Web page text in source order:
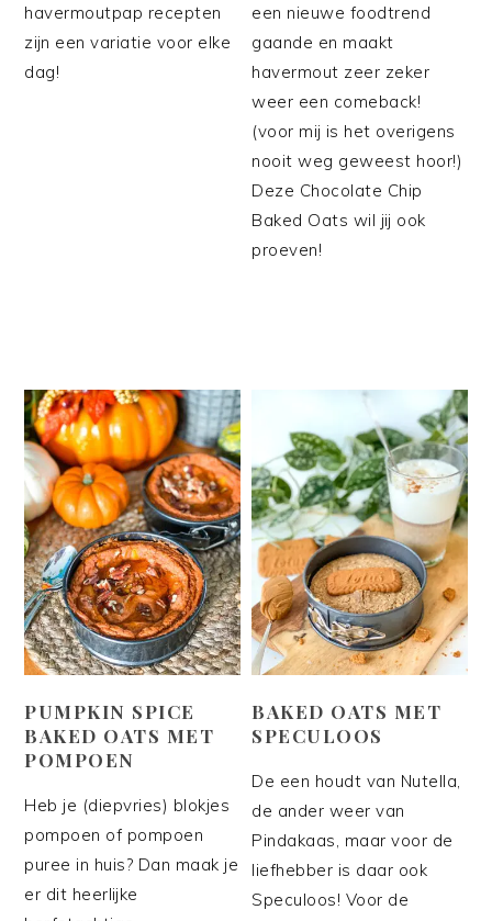
havermoutpap recepten
zijn een variatie voor elke
dag!
een nieuwe foodtrend
gaande en maakt
havermout zeer zeker
weer een comeback!
(voor mij is het overigens
nooit weg geweest hoor!)
Deze Chocolate Chip
Baked Oats wil jij ook
proeven!
PUMPKIN SPICE
BAKED OATS MET
POMPOEN
Heb je (diepvries) blokjes
pompoen of pompoen
puree in huis? Dan maak je
er dit heerlijke
BAKED OATS MET
SPECULOOS
De een houdt van Nutella,
de ander weer van
Pindakaas, maar voor de
liefhebber is daar ook
Speculoos! Voor de